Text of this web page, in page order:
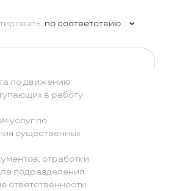
по соответствию
по движению
в работу
услуг по
существенных
отработки
подразделения.
ответственности